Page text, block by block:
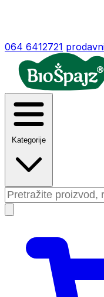
064 6412721
Kategorije